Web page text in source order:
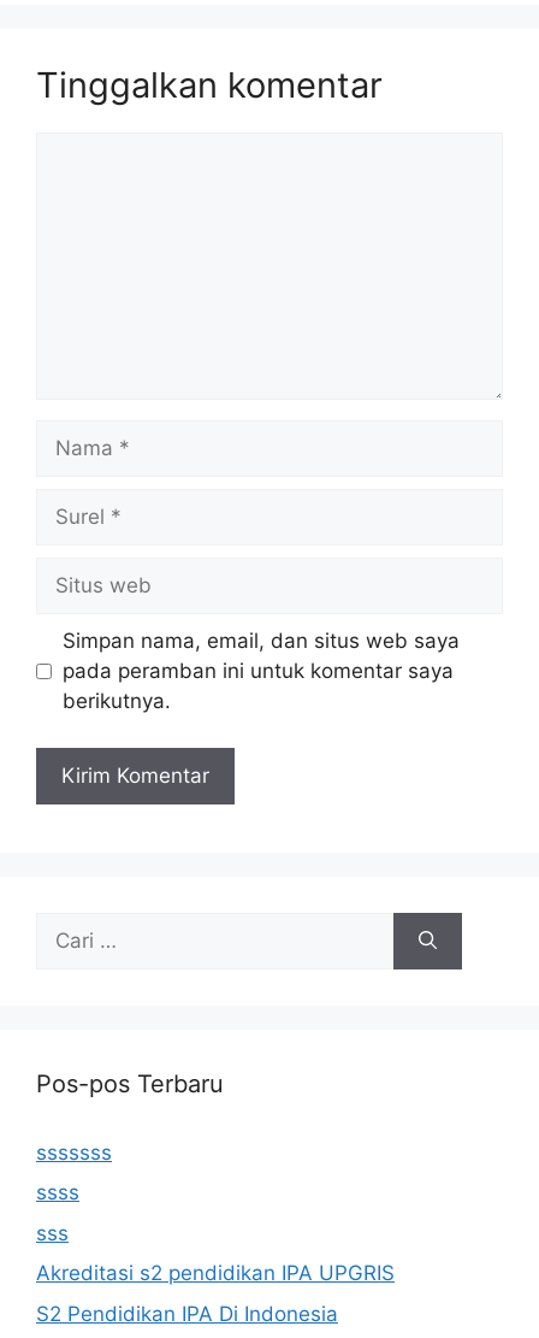
Tinggalkan komentar
Nama
Surel
Situs
web
Simpan nama, email, dan situs web saya
pada peramban ini untuk komentar saya
berikutnya.
untuk:
Pos-pos Terbaru
sssssss
ssss
sss
Akreditasi s2 pendidikan IPA UPGRIS
S2 Pendidikan IPA Di Indonesia